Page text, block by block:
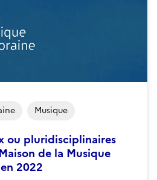
ou pluridisciplinaires
de la Musique
2022
Musique